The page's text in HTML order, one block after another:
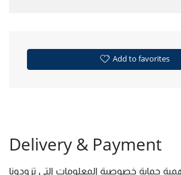
Add to favorites
Delivery & Payment
حماية خصوصية المعلومات التي تزودونا